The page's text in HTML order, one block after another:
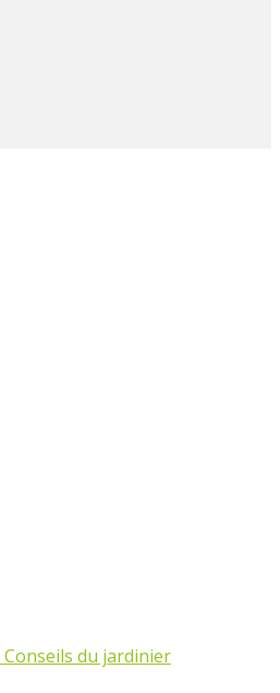
Conseils du jardinier